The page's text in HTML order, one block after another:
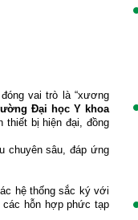
vai trò là “xương
Đại học Y khoa
thiết bị hiện đại, đồng
chuyên sâu, đáp ứng
hệ thống sắc ký với
hỗn hợp phức tạp